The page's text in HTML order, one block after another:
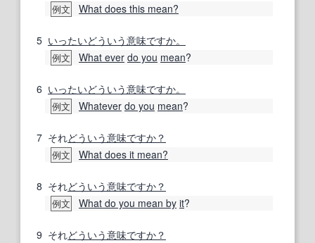
例文 What does this mean?
5 いったいどういう意味ですか。
例文 What ever do you mean?
6 いったいどういう意味ですか。
例文 Whatever do you mean?
7 それどういう意味ですか？
例文 What does it mean?
8 それどういう意味ですか？
例文 What do you mean by it?
9 それどういう意味ですか？